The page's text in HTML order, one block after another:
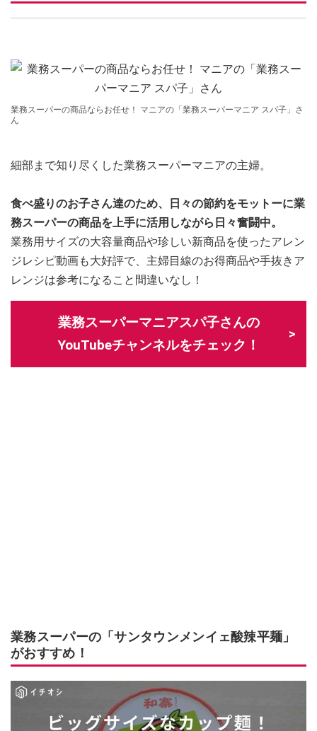
業務スーパーの商品ならお任せ！ マニアの「業務スーパーマニア スパ子」さ
ん
細部まで知り尽くした業務スーパーマニアの主婦。
食べ盛りのお子さん達のため、日々の節約をモットーに業
務スーパーの商品を上手に活用しながら日々奮闘中。
業務用サイズの大容量商品や珍しい新商品を使ったアレン
ジレシピ動画も大好評で、主婦目線のお得商品や手抜きア
レンジは参考になること間違いなし！
業務スーパーマニアスパ子さんの
YouTubeチャンネルをチェック！
業務スーパーの「サンタウンメンイェ酸辣平麺」
がおすすめ！